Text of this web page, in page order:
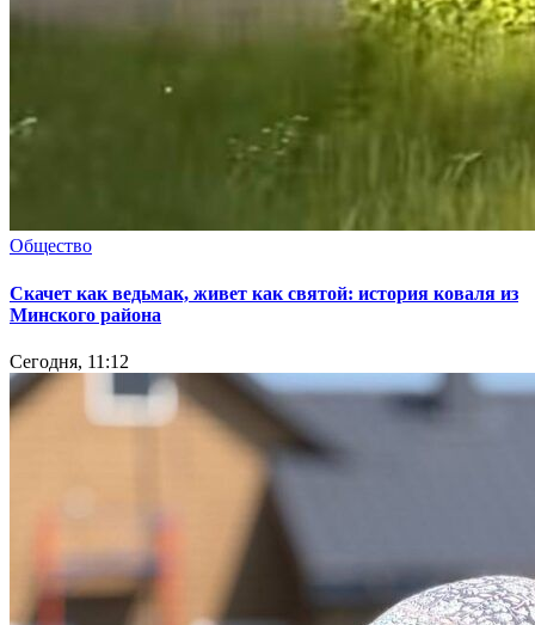
Общество
Скачет как ведьмак, живет как святой: история коваля из
Минского района
Сегодня, 11:12